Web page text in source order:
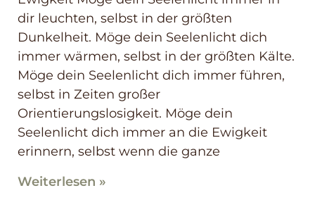
dir leuchten, selbst in der größten
Dunkelheit. Möge dein Seelenlicht dich
immer wärmen, selbst in der größten Kälte.
Möge dein Seelenlicht dich immer führen,
selbst in Zeiten großer
Orientierungslosigkeit. Möge dein
Seelenlicht dich immer an die Ewigkeit
erinnern, selbst wenn die ganze
Weiterlesen »